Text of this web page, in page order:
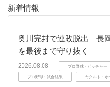
新着情報
奥川完封で連敗脱出 長
を最後まで守り抜く
2026.08.08 プロ野球・ピッチャー
プロ野球・試合結果 ヤクルト・ホ